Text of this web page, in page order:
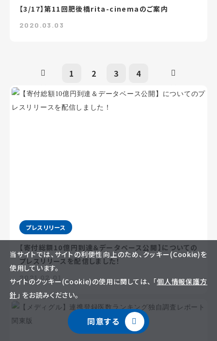
【3/17】第11回肥後橋rita-cinemaのご案内
2020.03.03
1 2 3 4
プレスリリース
【寄付総額10億円到達＆データベース公開】についての
プレスリリースを配信しました！
2021.02.01
当サイトでは、サイトの利便性向上のため、クッキー(Cookie)を
使用しています。
サイトのクッキー(Cookie)の使用に関しては、 「個人情報保護方
針」 をお読みください。
同意する